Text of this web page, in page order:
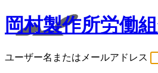
岡村製作所労働
ユーザー名またはメールアドレス